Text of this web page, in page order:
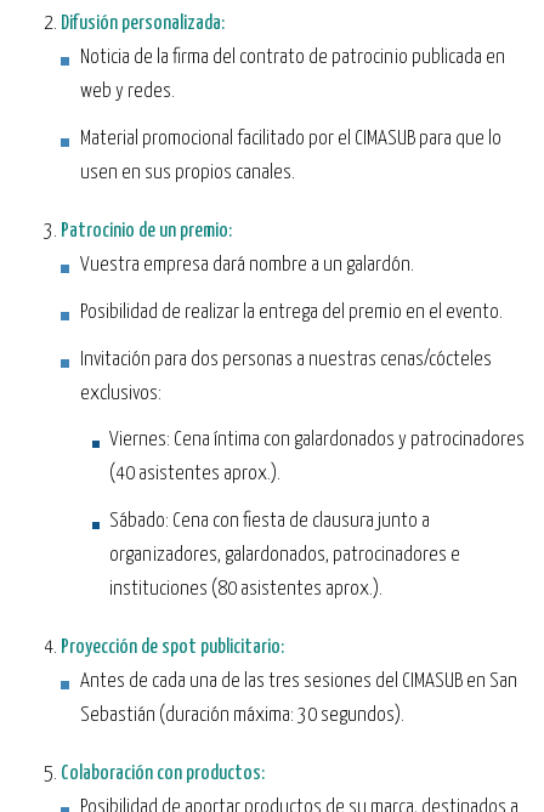
Difusión personalizada:
Noticia de la firma del contrato de patrocinio publicada en
web y redes.
Material promocional facilitado por el CIMASUB para que lo
usen en sus propios canales.
Patrocinio de un premio:
Vuestra empresa dará nombre a un galardón.
Posibilidad de realizar la entrega del premio en el evento.
Invitación para dos personas a nuestras cenas/cócteles
exclusivos:
Viernes: Cena íntima con galardonados y patrocinadores
(40 asistentes aprox.).
Sábado: Cena con fiesta de clausura junto a
organizadores, galardonados, patrocinadores e
instituciones (80 asistentes aprox.).
Proyección de spot publicitario:
Antes de cada una de las tres sesiones del CIMASUB en San
Sebastián (duración máxima: 30 segundos).
Colaboración con productos:
Posibilidad de aportar productos de su marca, destinados a